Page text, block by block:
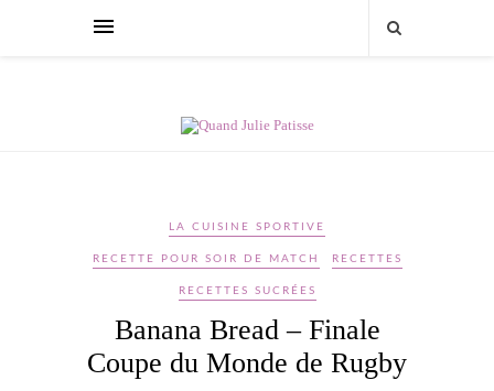
LA CUISINE SPORTIVE
RECETTE POUR SOIR DE MATCH RECETTES
RECETTES SUCRÉES
Banana Bread – Finale
Coupe du Monde de Rugby